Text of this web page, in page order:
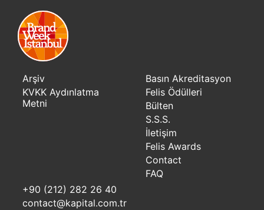
Arşiv
KVKK Aydınlatma
Metni
Basın Akreditasyon
Felis Ödülleri
Bülten
S.S.S.
İletişim
Felis Awards
Contact
FAQ
+90 (212) 282 26 40
contact@kapital.com.tr